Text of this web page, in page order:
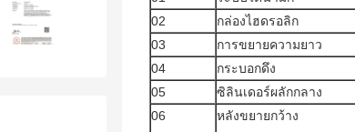
02
กล่องไฮดรอลิก
03
การขยายความยาว
04
กระบอกดึง
05
ซิลินเดอร์ผลักกลาง
06
หลังขยายกว้าง